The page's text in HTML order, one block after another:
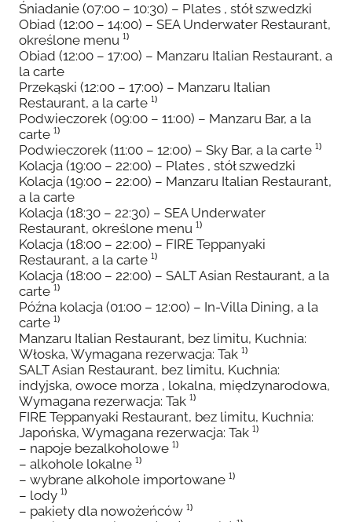
Śniadanie (07:00 – 10:30) – Plates , stół szwedzki
Obiad (12:00 – 14:00) – SEA Underwater Restaurant,
określone menu ¹⁾
Obiad (12:00 – 17:00) – Manzaru Italian Restaurant, a
la carte
Przekąski (12:00 – 17:00) – Manzaru Italian
Restaurant, a la carte ¹⁾
Podwieczorek (09:00 – 11:00) – Manzaru Bar, a la
carte ¹⁾
Podwieczorek (11:00 – 12:00) – Sky Bar, a la carte ¹⁾
Kolacja (19:00 – 22:00) – Plates , stół szwedzki
Kolacja (19:00 – 22:00) – Manzaru Italian Restaurant,
a la carte
Kolacja (18:30 – 22:30) – SEA Underwater
Restaurant, określone menu ¹⁾
Kolacja (18:00 – 22:00) – FIRE Teppanyaki
Restaurant, a la carte ¹⁾
Kolacja (18:00 – 22:00) – SALT Asian Restaurant, a la
carte ¹⁾
Późna kolacja (01:00 – 12:00) – In-Villa Dining, a la
carte ¹⁾
Manzaru Italian Restaurant, bez limitu, Kuchnia:
Włoska, Wymagana rezerwacja: Tak ¹⁾
SALT Asian Restaurant, bez limitu, Kuchnia:
indyjska, owoce morza , lokalna, międzynarodowa,
Wymagana rezerwacja: Tak ¹⁾
FIRE Teppanyaki Restaurant, bez limitu, Kuchnia:
Japońska, Wymagana rezerwacja: Tak ¹⁾
– napoje bezalkoholowe ¹⁾
– alkohole lokalne ¹⁾
– wybrane alkohole importowane ¹⁾
– lody ¹⁾
– pakiety dla nowożeńców ¹⁾